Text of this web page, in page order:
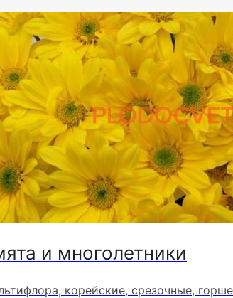
и многолетники
корейские, срезочные,